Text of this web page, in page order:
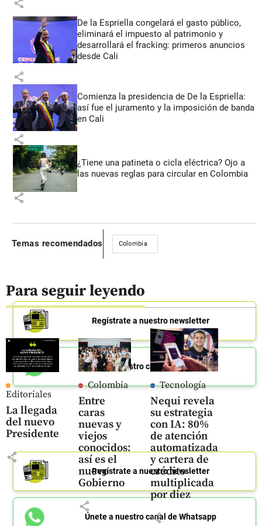
share
De la Espriella congelará el gasto público,
eliminará el impuesto al patrimonio y
desarrollará el fracking: primeros anuncios
desde Cali
share
Comienza la presidencia de De la Espriella:
así fue el juramento y la imposición de banda
en Cali
share
¿Tiene una patineta o cicla eléctrica? Ojo a
las nuevas reglas para circular en Colombia
share
Temas recomendados Colombia
Para seguir leyendo
Editoriales
La llegada
del nuevo
Presidente
share
Colombia
Entre
caras
nuevas y
viejos
conocidos:
así es el
nuevo
Gobierno
share
Tecnología
Nequi revela
su estrategia
con IA: 80%
de atención
automatizada
y cartera de
crédito
multiplicada
por diez
share
Regístrate a nuestro newsletter
Únete a nuestro canal de Whatsapp
Regístrate a nuestro newsletter
Únete a nuestro canal de Whatsapp